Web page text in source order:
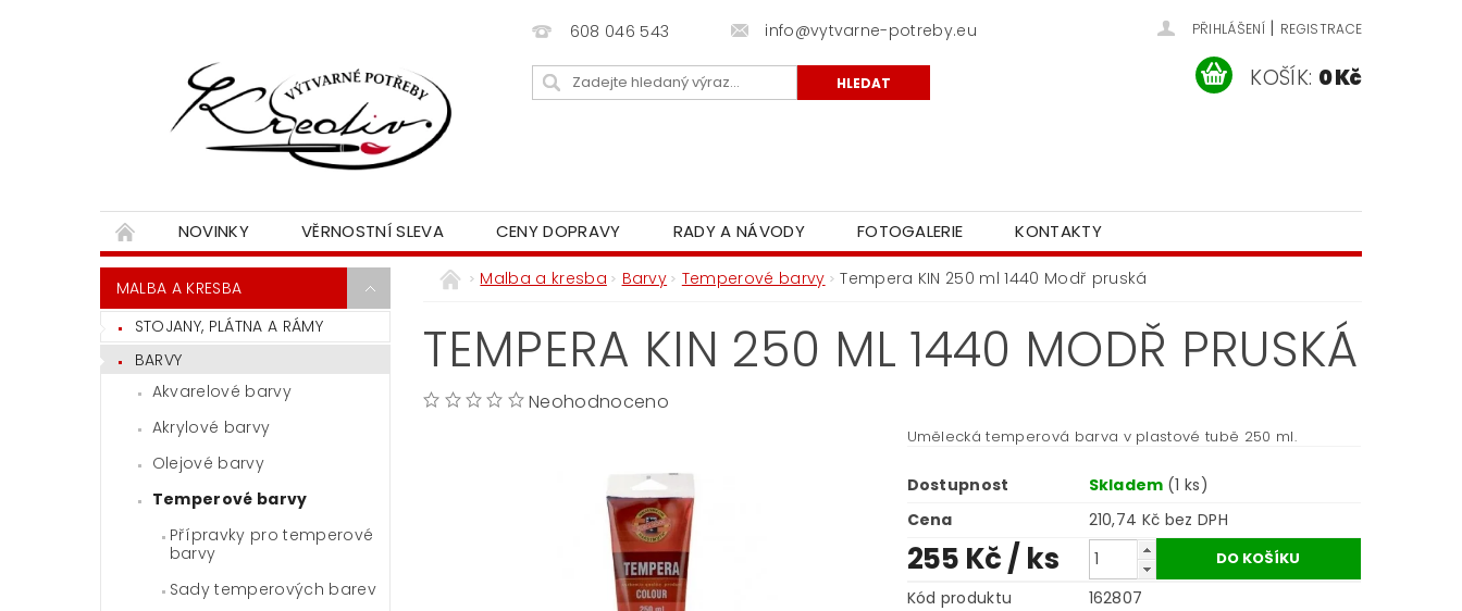
608 046 543 info@vytvarne-potreby.eu PŘIHLÁŠENÍ | REGISTRACE
KOŠÍK: 0 Kč
NOVINKY VĚRNOSTNÍ SLEVA CENY DOPRAVY RADY A NÁVODY FOTOGALERIE KONTAKTY
MALBA A KRESBA
STOJANY, PLÁTNA A RÁMY
BARVY
Akvarelové barvy
Akrylové barvy
Olejové barvy
Temperové barvy
Přípravky pro temperové
barvy
Sady temperových barev
Malba a kresba Barvy Temperové barvy Tempera KIN 250 ml 1440 Modř pruská
TEMPERA KIN 250 ML 1440 MODŘ PRUSKÁ
Neohodnoceno
Umělecká temperová barva v plastové tubě 250 ml.
Dostupnost Skladem (1 ks)
Cena
210,74 Kč bez DPH
255 Kč/ ks
Kód produktu
162807